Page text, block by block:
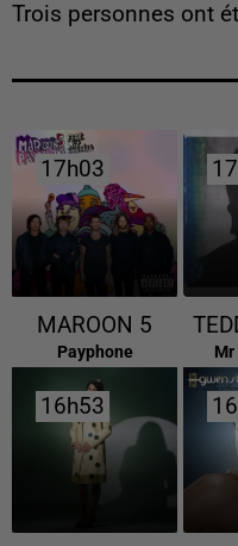
Trois personnes ont
17h03
17h03
MAROON 5
Payphone Mr
16h53
16h53